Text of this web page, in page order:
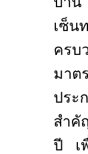
เซ็น
ครบ
มาต
ประ
สำคั
ปี เ